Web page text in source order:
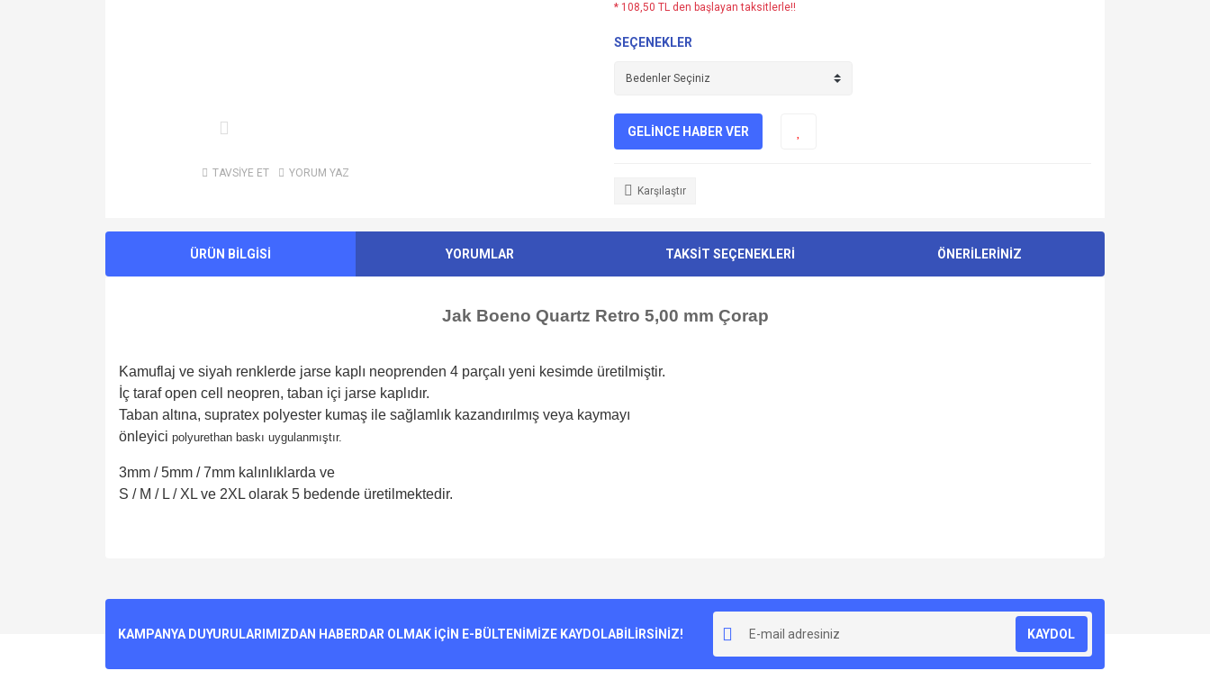
TAVSİYE ET YORUM YAZ
* 108,50 TL den başlayan taksitlerle!!
SEÇENEKLER
GELİNCE HABER VER
Karşılaştır
ÜRÜN BİLGİSİ YORUMLAR TAKSİT SEÇENEKLERİ ÖNERİLERİNİZ
Jak Boeno Quartz Retro 5,00 mm Çorap
Kamuflaj ve siyah renklerde jarse kaplı neoprenden 4 parçalı yeni kesimde üretilmiştir.
İç taraf open cell neopren, taban içi jarse kaplıdır.
Taban altına, supratex polyester kumaş ile sağlamlık kazandırılmış veya kaymayı
önleyici polyurethan baskı uygulanmıştır.
3mm / 5mm / 7mm kalınlıklarda ve
S / M / L / XL ve 2XL olarak 5 bedende üretilmektedir.
Ürün resmi kalitesiz, bozuk veya görüntülenemiyor.
KAMPANYA DUYURULARIMIZDAN HABERDAR OLMAK İÇİN E-BÜLTENİMİZE KAYDOLABİLİRSİNİZ! KAYDOL